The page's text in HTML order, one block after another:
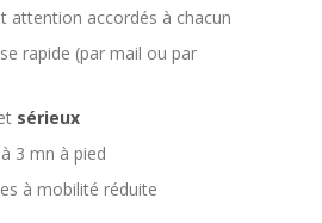
attention accordés à chacun
rapide (par mail ou par
sérieux
3 mn à pied
à mobilité réduite